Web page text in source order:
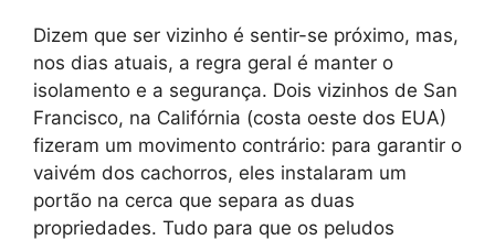
Dizem que ser vizinho é sentir-se próximo, mas,
nos dias atuais, a regra geral é manter o
isolamento e a segurança. Dois vizinhos de San
Francisco, na Califórnia (costa oeste dos EUA)
fizeram um movimento contrário: para garantir o
vaivém dos cachorros, eles instalaram um
portão na cerca que separa as duas
propriedades. Tudo para que os peludos